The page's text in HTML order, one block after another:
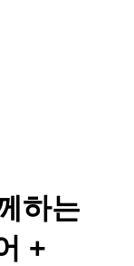
하는
+